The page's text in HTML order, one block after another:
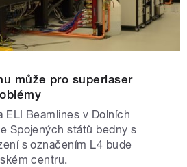
může pro superlaser
ELI Beamlines v Dolních
Spojených států bedny s
s označením L4 bude
centru.